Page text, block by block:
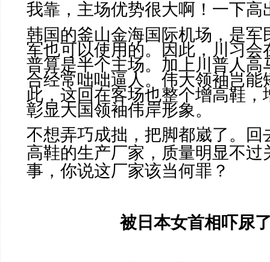
我靠，主场优势很大啊！一下高
韩国的釜山金海国际机场，是军
军也可以使用的。因此，川习会
普算是半个主场。加上川普人高
合经常咄咄逼人。伟大领袖岂能
此，这回在客场也整个增高鞋，
彰显大国领袖伟岸形象。
不想弄巧成拙，把脚都崴了。回
高鞋的生产厂家，质量明显不过
事，你说这厂家该当何罪？
被日本女首相吓尿